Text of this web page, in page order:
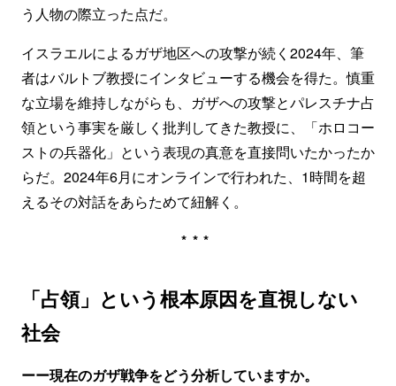
う人物の際立った点だ。
イスラエルによるガザ地区への攻撃が続く2024年、筆
者はバルトブ教授にインタビューする機会を得た。慎重
な立場を維持しながらも、ガザへの攻撃とパレスチナ占
領という事実を厳しく批判してきた教授に、「ホロコー
ストの兵器化」という表現の真意を直接問いたかったか
らだ。2024年6月にオンラインで行われた、1時間を超
えるその対話をあらためて紐解く。
***
「占領」という根本原因を直視しない
社会
ーー現在のガザ戦争をどう分析していますか。